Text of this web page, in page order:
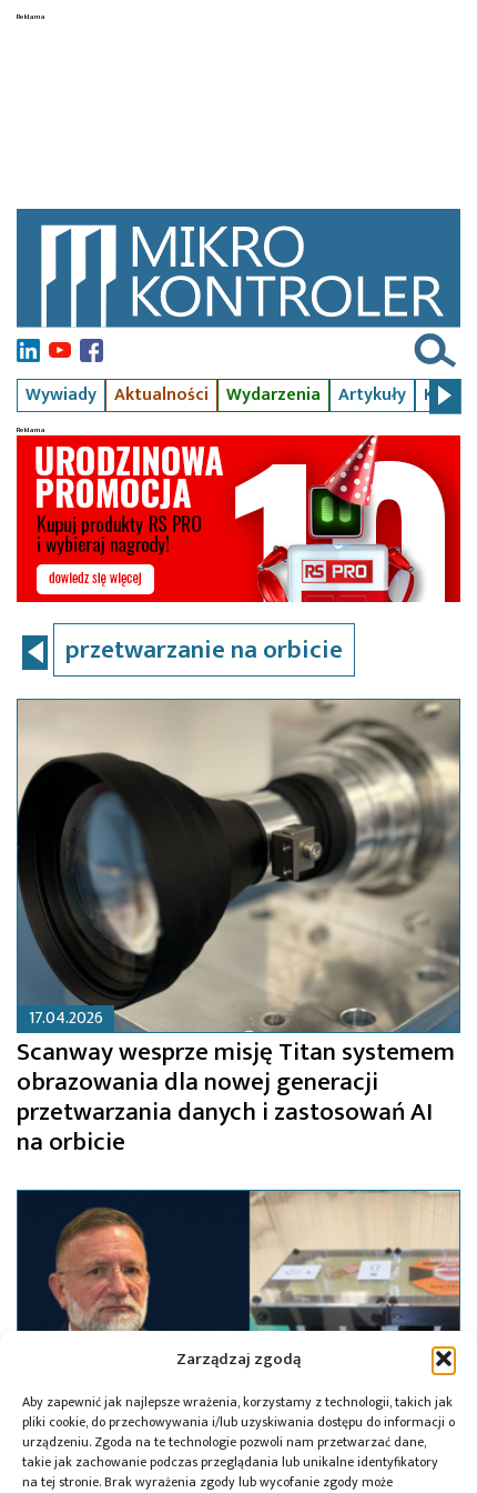
Zarządzaj zgodą
Aby zapewnić jak najlepsze wrażenia, korzystamy z technologii, takich jak
pliki cookie, do przechowywania i/lub uzyskiwania dostępu do informacji o
urządzeniu. Zgoda na te technologie pozwoli nam przetwarzać dane,
takie jak zachowanie podczas przeglądania lub unikalne identyfikatory
na tej stronie. Brak wyrażenia zgody lub wycofanie zgody może
Wywiady Aktualności Wydarzenia Artykuły Kursy
przetwarzanie na orbicie
17.04.2026
Scanway wesprze misję Titan systemem
obrazowania dla nowej generacji
przetwarzania danych i zastosowań AI
na orbicie